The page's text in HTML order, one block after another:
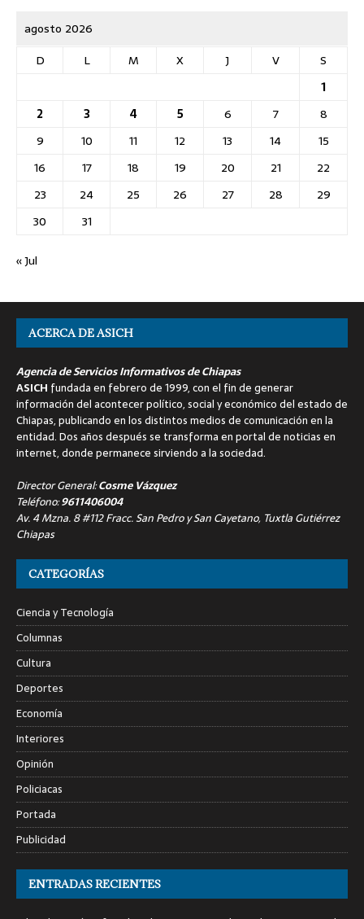
agosto 2026
D
L M X J V
S
1
2
3 4 5 6 7
8
9
10 11 12 13 14
15
16
17 18 19 20 21
22
23
24 25 26 27 28
29
30
31
« Jul
ACERCA DE ASICH
Agencia de Servicios Informativos de Chiapas
ASICH fundada en febrero de 1999, con el fin de generar
información del acontecer político, social y económico del estado de
Chiapas, publicando en los distintos medios de comunicación en la
entidad. Dos años después se transforma en portal de noticias en
internet, donde permanece sirviendo a la sociedad.
Director General:Cosme Vázquez
Teléfono:9611406004
Av. 4 Mzna. 8 #112 Fracc. San Pedro y San Cayetano, Tuxtla Gutiérrez
Chiapas
CATEGORÍAS
Ciencia y Tecnología
Columnas
Cultura
Deportes
Economía
Interiores
Opinión
Policiacas
Portada
Publicidad
ENTRADAS RECIENTES